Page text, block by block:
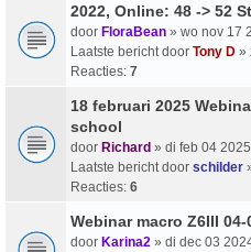
2022, Online: 48 -> 52
door FloraBean » wo nov 17
Laatste bericht door Tony D »
Reacties: 7
18 februari 2025
school
door Richard » di feb 04
Laatste bericht door schilder
Reacties: 6
Webinar macro Z6III
door Karina2 » di dec 03